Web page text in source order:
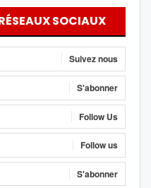
SOCIAUX
Suivez nous
S'abonner
Follow Us
Follow us
S'abonner